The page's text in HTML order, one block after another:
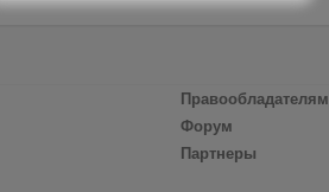
Правообладателям
Форум
Партнеры